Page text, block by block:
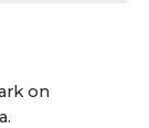
on